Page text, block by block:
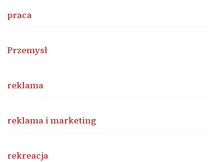
praca
Przemysł
reklama
reklama i marketing
rekreacja